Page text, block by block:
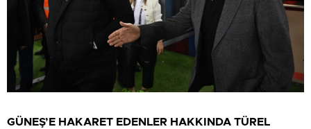
GÜNEŞ’E HAKARET EDENLER HAKKINDA TÜREL